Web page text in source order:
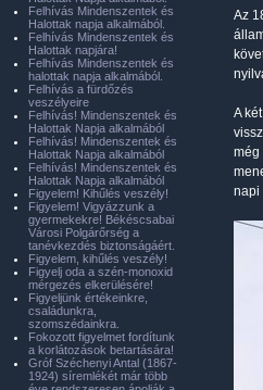
Az
A
még
napi
Felhívás Mindenszentek és
Halottak napja alkalmából.
Felhívás Mindenszentek és
Halottak napjára!
Felhívás Mindenszentek és
halottak napja alkalmából.
Felhívás a fürdőzés
veszélyeire
Felhívás! Mindenszentek és
Halottak Napja alkalmából
Felhívás! Mindenszentek és
Halottak Napja alkalmából
Felhívás! Mindenszentek és
Halottak Napja alkalmából
Figyelem! Kihűlés veszély!
Figyelem! Vigyázzunk a
gyermekekre! Békéscsabai
Városi Polgárőrség a
tanévkezdés biztonságáért.
Figyelem, kihűlés veszély!
Figyelj oda a szén-monoxid
mérgezés elkerülésére!
Figyeljünk értékeinkre,
családunkra,
szomszédainkra.
Fokozott figyelmet fordítunk
a korlátozások betartására!
Gróf Széchenyi Antal (1867-
1924) síremlékét már több